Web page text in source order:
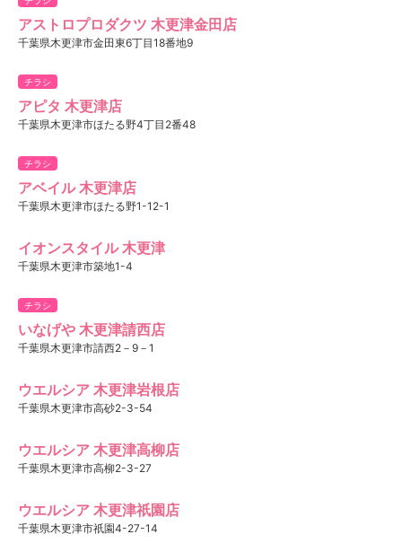
アストロプロダクツ 木更津金田店
千葉県木更津市金田東6丁目18番地9
チラシ
アピタ 木更津店
千葉県木更津市ほたる野4丁目2番48
チラシ
アベイル 木更津店
千葉県木更津市ほたる野1-12-1
イオンスタイル 木更津
千葉県木更津市築地1-4
チラシ
いなげや 木更津請西店
千葉県木更津市請西2－9－1
ウエルシア 木更津岩根店
千葉県木更津市高砂2-3-54
ウエルシア 木更津高柳店
千葉県木更津市高柳2-3-27
ウエルシア 木更津祇園店
千葉県木更津市祇園4-27-14